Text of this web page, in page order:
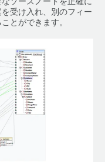
受け入れ、別のフィー
とができます。